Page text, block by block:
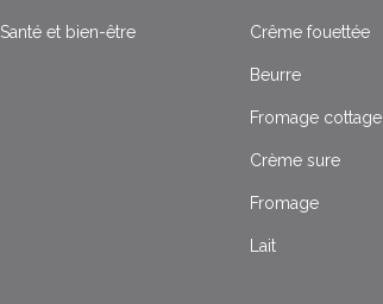
Santé et bien-être Crême fouettée
Beurre
Fromage cottage
Crème sure
Fromage
Lait